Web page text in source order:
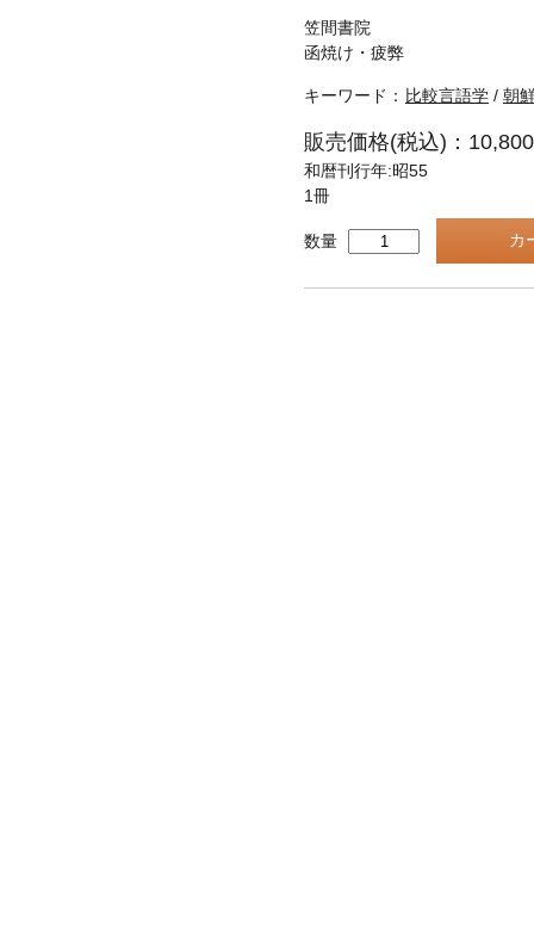
笠間書院
函焼け・疲弊
キーワード： 比較言語学 / 朝
販売価格(税込)：
和暦刊行年:昭55
1冊
数量